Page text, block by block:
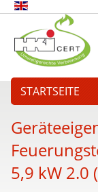
STARTSEITE
5,9 kW 2.0